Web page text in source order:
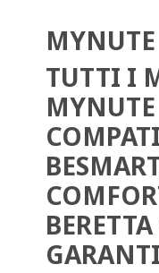
MYNUTE
TUTTI I